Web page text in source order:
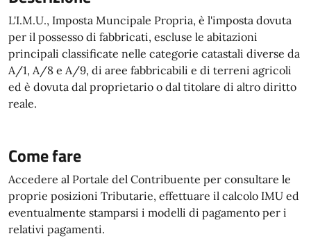
L'I.M.U., Imposta Muncipale Propria, è l'imposta dovuta
per il possesso di fabbricati, escluse le abitazioni
principali classificate nelle categorie catastali diverse da
A/1, A/8 e A/9, di aree fabbricabili e di terreni agricoli
ed è dovuta dal proprietario o dal titolare di altro diritto
reale.
Come fare
Accedere al Portale del Contribuente per consultare le
proprie posizioni Tributarie, effettuare il calcolo IMU ed
eventualmente stamparsi i modelli di pagamento per i
relativi pagamenti.